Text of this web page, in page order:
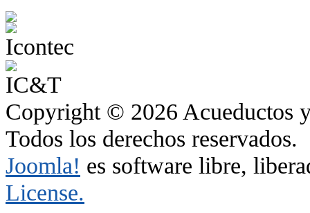
Copyright © 2026 Acueductos
Todos los derechos reservados.
Joomla! es software libre,
License.